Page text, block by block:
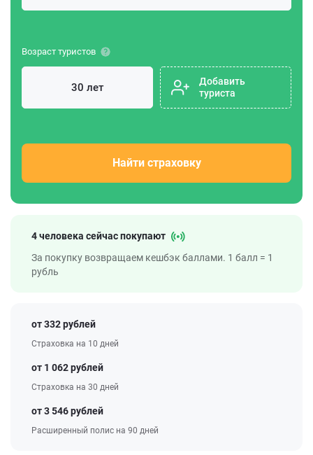
Возраст туристов
Добавить
туриста
Найти страховку
4 человека сейчас покупают
За покупку возвращаем кешбэк баллами. 1 балл = 1
рубль
от 332 рублей
Страховка на 10 дней
от 1 062 рублей
Страховка на 30 дней
от 3 546 рублей
Расширенный полис на 90 дней